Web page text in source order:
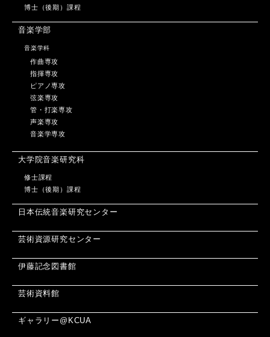
博士（後期）課程
音楽学部
音楽学科
作曲専攻
指揮専攻
ピアノ専攻
弦楽専攻
管・打楽専攻
声楽専攻
音楽学専攻
大学院音楽研究科
修士課程
博士（後期）課程
日本伝統音楽研究センター
芸術資源研究センター
伊藤記念図書館
芸術資料館
ギャラリー@KCUA